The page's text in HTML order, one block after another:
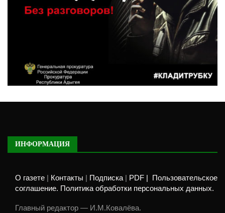
ИНФОРМАЦИЯ
О газете Контакты Подписка PDF |
Пользовательское
соглашение. Политика обработки персональных данных.
Главный редактор — И.М.Ковалёва.